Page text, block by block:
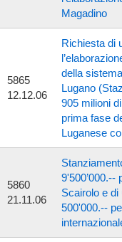
Magadino
5865
12.12.06
Richiesta di
della
Lugano
905 milioni
prima fase
Luganese
5860
21.11.06
9'500’000.--
Scairolo e
500'000.--